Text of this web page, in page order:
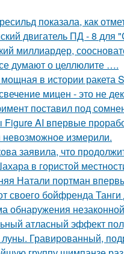
показала, как
двигатель ПД - 8 для
миллиардер,
думают о целлюлите ….
в истории ракета
мицен - это не
поставил под
Figure AI впервые
невозможное измерили.
заявила, что
в гористой
Натали портман
своего бойфренда Танги
обнаружения
атласный эффект
луны. Гравированный,